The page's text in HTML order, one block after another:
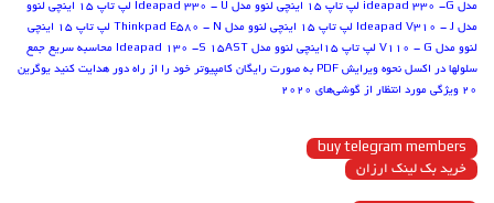
مدل ideapad 330 -G
لپ تاپ 15 اینچی لنوو مدل Ideapad 330 - U
لپ تاپ 15 اینچی لنوو
مدل Ideapad V310 - J
لپ تاپ 15 اینچی لنوو مدل Thinkpad E580 - N
لپ تاپ 15 اینچی
لنوو مدل V110 - G
لپ تاپ 15اینچی لنوو مدل Ideapad 130 -S 15AST
محاسبه سریع جمع
سلول‏ها در اکسل نحوه ویرایش PDF به صورت رایگان کامپیوتر خود را از راه دور هدایت کنید یوگرین
۲۰ ویژگی مورد انتظار از گوشی‌های ۲۰۲۰
buy telegram members
خرید بک لینک ارزان